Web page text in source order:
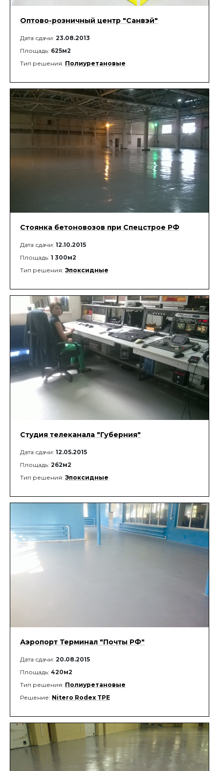
Оптово-розничный центр "Санвэй"
Дата сдачи: 23.08.2013
Площадь: 625м2
Тип решения: Полиуретановые
Стоянка бетоновозов при Спецстрое РФ
Дата сдачи: 12.10.2015
Площадь: 1 300м2
Тип решения: Эпоксидные
Студия телеканала "Губерния"
Дата сдачи: 12.05.2015
Площадь: 262м2
Тип решения: Эпоксидные
Аэропорт Терминал "Почты РФ"
Дата сдачи: 20.08.2015
Площадь: 420м2
Тип решения: Полиуретановые
Решение: Nitero Rodex TPE